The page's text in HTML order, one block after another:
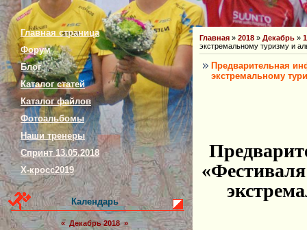
Главная страница
Форум
Блог
Каталог статей
Каталог файлов
Фотоальбомы
Наши тренеры
Спринт 13.05.2018
Х-кросс2019
Календарь
« Декабрь 2018 »
Главная » 2018 » Декабрь »
экстремальному туризму и
Предварительная
экстремальному